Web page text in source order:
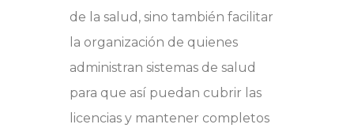
de la salud, sino también facilitar
la organización de quienes
administran sistemas de salud
para que así puedan cubrir las
licencias y mantener completos